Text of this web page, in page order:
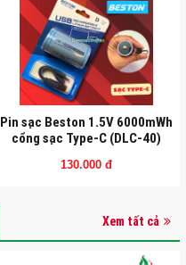
Pin sạc Beston 1.5V 6000mWh
cổng sạc Type-C (DLC-40)
130.000 đ
Xem tất cả